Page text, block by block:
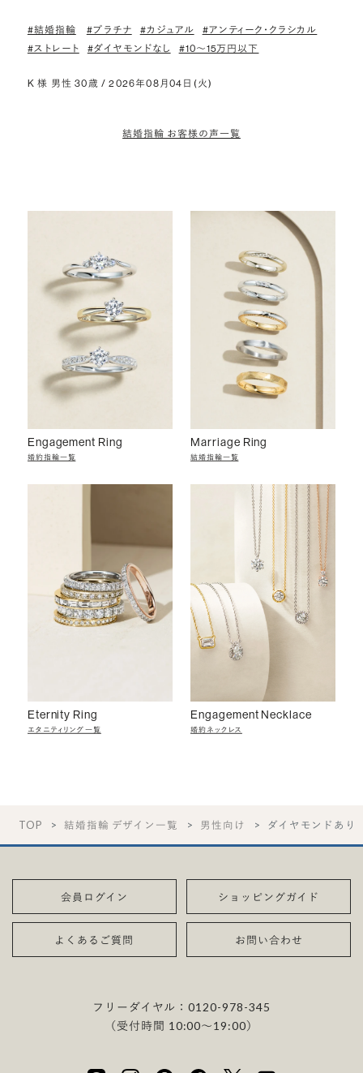
#結婚指輪 #プラチナ #カジュアル
#アンティーク・クラシカル
#ストレート
#ダイヤモンドなし #10〜15万円以下
K 様 男性 30歳 / 2026年08月04日(火)
結婚指輪 お客様の声一覧
Engagement Ring
婚約指輪一覧
Marriage Ring
結婚指輪一覧
Eternity Ring
エタニティリング一覧
Engagement Necklace
婚約ネックレス
TOP 結婚指輪 デザイン一覧 男性向け ダイヤモンドあり
会員ログイン ショッピングガイド
よくあるご質問 お問い合わせ
フリーダイヤル：0120-978-345
（受付時間 10:00〜19:00）